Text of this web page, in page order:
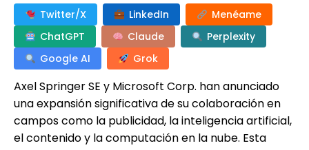
Twitter/X LinkedIn
Menéame
ChatGPT
Claude
Perplexity
Google AI
Grok
Axel Springer SE y Microsoft Corp. han anunciado
una expansión significativa de su colaboración en
campos como la publicidad, la inteligencia artificial,
el contenido y la computación en la nube. Esta